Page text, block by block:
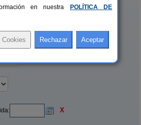
X
en nuestra
POLÍTICA DE